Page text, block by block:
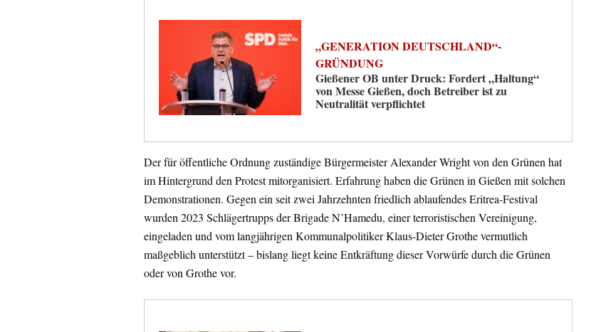
„GENERATION DEUTSCHLAND“-
GRÜNDUNG
Gießener OB unter Druck: Fordert „Haltung“
von Messe Gießen, doch Betreiber ist zu
Neutralität verpflichtet
Der für öffentliche Ordnung zuständige Bürgermeister Alexander Wright von den Grünen hat
im Hintergrund den Protest mitorganisiert. Erfahrung haben die Grünen in Gießen mit solchen
Demonstrationen. Gegen ein seit zwei Jahrzehnten friedlich ablaufendes Eritrea-Festival
wurden 2023 Schlägertrupps der Brigade N’Hamedu, einer terroristischen Vereinigung,
eingeladen und vom langjährigen Kommunalpolitiker Klaus-Dieter Grothe vermutlich
maßgeblich unterstützt – bislang liegt keine Entkräftung dieser Vorwürfe durch die Grünen
oder von Grothe vor.